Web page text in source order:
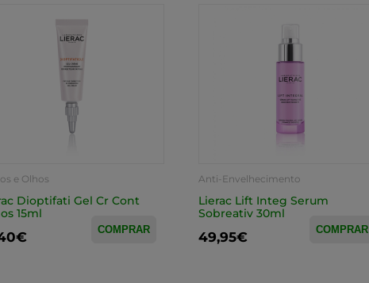
e Olhos
Dioptifati Gel Cr Cont
15ml
COMPRAR
Anti-Envelhecimento
Lierac Lift Integ Serum
Sobreativ 30ml
49,95€ COMPRAR